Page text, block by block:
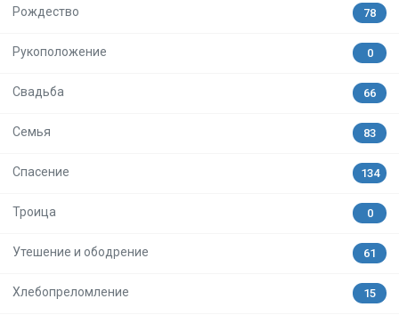
Рождество 78
Рукоположение 0
Свадьба 66
Семья 83
Спасение 134
Троица 0
Утешение и ободрение 61
Хлебопреломление 15